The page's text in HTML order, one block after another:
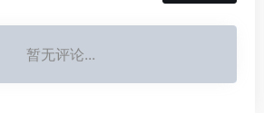
暂无评论...